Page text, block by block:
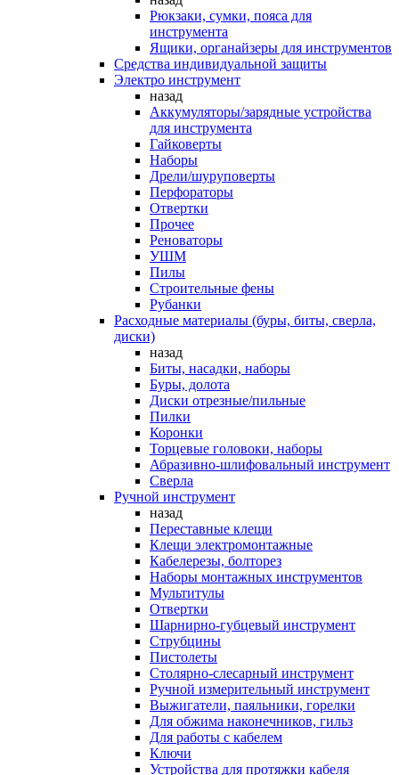
Рюкзаки, сумки, пояса для
инструмента
Ящики, органайзеры для инструментов
Средства индивидуальной защиты
Электро инструмент
назад
Аккумуляторы/зарядные устройства
для инструмента
Гайковерты
Наборы
Дрели/шуруповерты
Перфораторы
Отвертки
Прочее
Реноваторы
УШМ
Пилы
Строительные фены
Рубанки
Расходные материалы (буры, биты, сверла,
диски)
назад
Биты, насадки, наборы
Буры, долота
Диски отрезные/пильные
Пилки
Коронки
Торцевые головоки, наборы
Абразивно-шлифовальный инструмент
Сверла
Ручной инструмент
назад
Переставные клещи
Клещи электромонтажные
Кабелерезы, болторез
Наборы монтажных инструментов
Мультитулы
Отвертки
Шарнирно-губцевый инструмент
Струбцины
Пистолеты
Столярно-слесарный инструмент
Ручной измерительный инструмент
Выжигатели, паяльники, горелки
Для обжима наконечников, гильз
Для работы с кабелем
Ключи
Устройства для протяжки кабеля